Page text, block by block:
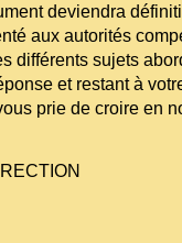
deviendra
aux autorités
différents sujets
et restant à
prie de croire en